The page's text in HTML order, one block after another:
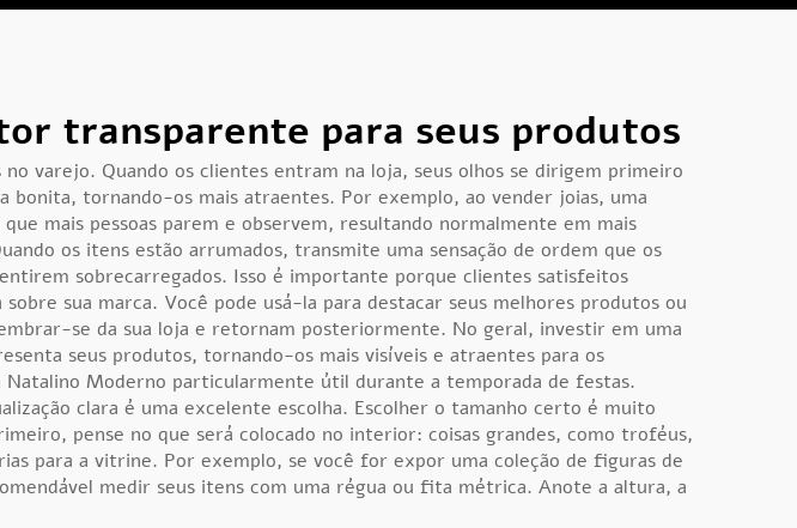
transparente para seus produtos
varejo. Quando os clientes entram na loja, seus olhos se dirigem primeiro
tornando-os mais atraentes. Por exemplo, ao vender joias, uma
mais pessoas parem e observem, resultando normalmente em mais
os itens estão arrumados, transmite uma sensação de ordem que os
sobrecarregados. Isso é importante porque clientes satisfeitos
sua marca. Você pode usá-la para destacar seus melhores produtos ou
se da sua loja e retornam posteriormente. No geral, investir em uma
seus produtos, tornando-os mais visíveis e atraentes para os
Natalino Moderno particularmente útil durante a temporada de festas.
clara é uma excelente escolha. Escolher o tamanho certo é muito
pense no que será colocado no interior: coisas grandes, como troféus,
para a vitrine. Por exemplo, se você for expor uma coleção de figuras de
medir seus itens com uma régua ou fita métrica. Anote a altura, a